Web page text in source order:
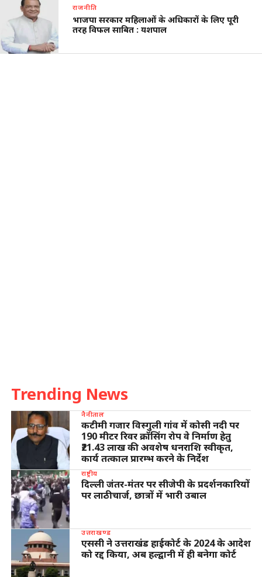
राजनीति
भाजपा सरकार महिलाओं के अधिकारों के लिए पूरी
तरह विफल साबित : यशपाल
Trending News
नैनीताल
कटीमी गजार विस्गुली गांव में कोसी नदी पर
190 मीटर रिवर क्रॉसिंग रोप वे निर्माण हेतु
₹21.43 लाख की अवशेष धनराशि स्वीकृत,
कार्य तत्काल प्रारम्भ करने के निर्देश
राष्ट्रीय
दिल्ली जंतर-मंतर पर सीजेपी के प्रदर्शनकारियों
पर लाठीचार्ज, छात्रों में भारी उबाल
उत्तराखण्ड
एससी ने उत्तराखंड हाईकोर्ट के 2024 के आदेश
को रद्द किया, अब हल्द्वानी में ही बनेगा कोर्ट